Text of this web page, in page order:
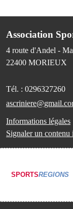
Association
4 route d'Andel -
22400 MORIEUX
Tél. : 0296327260
Informations légales
Signaler un contenu
SPORTSREGIONS